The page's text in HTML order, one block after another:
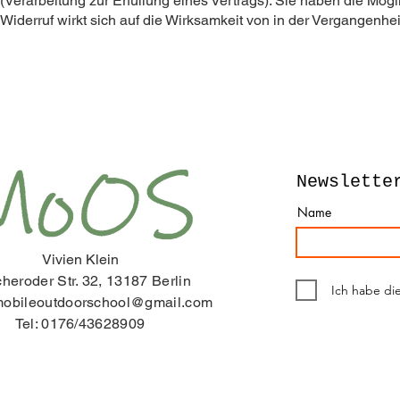
Widerruf wirkt sich auf die Wirksamkeit von in der
Name
Ich habe
Vivien Klein
Str. 32, 13187 Berlin
Tel: 0176/43628909